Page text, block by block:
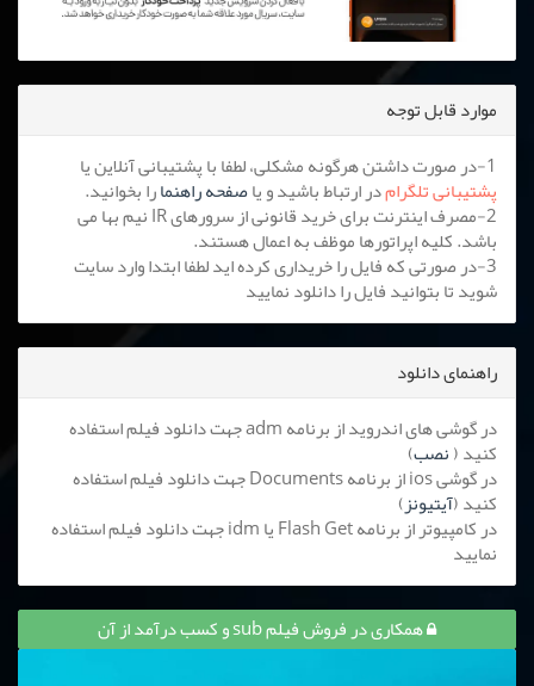
موارد قابل توجه
1-در صورت داشتن هرگونه مشکلی، لطفا با پشتیبانی آنلاین یا
پشتیبانی تلگرامدر ارتباط باشید و یاصفحه راهنمارا بخوانید.
2-مصرف اینترنت برای خرید قانونی از سرورهای IR نیم بها می
باشد. کلیه اپراتورها موظف به اعمال هستند.
3-در صورتی که فایل را خریداری کرده اید لطفا ابتدا وارد سایت
شوید تا بتوانید فایل را دانلود نمایید
راهنمای دانلود
در گوشی های اندروید از برنامه adm جهت دانلود فیلم استفاده
کنید (نصب)
در گوشی ios از برنامه Documents جهت دانلود فیلم استفاده
کنید (آیتیونز)
در کامپیوتر از برنامه Flash Get یا idm جهت دانلود فیلم استفاده
نمایید
همکاری در فروش فیلم sub و کسب درآمد از آن